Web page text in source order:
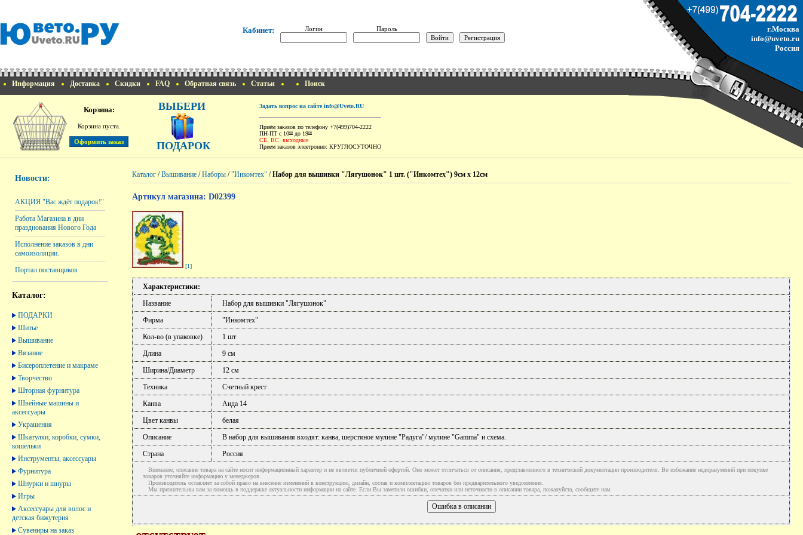
Кабинет: Логин Пароль
г.Москва
info@uveto.ru
Россия
Информация Доставка Скидки FAQ Обратная связь Статьи Поиск
Корзина:
Корзина пуста.
ВЫБЕРИ
ПОДАРОК
Задать вопрос на сайте info@Uveto.RU
Приём заказов по телефону +7(499)704-2222
ПН-ПТ с 1000 до 1900
СБ, ВС выходные
Прием заказов электронно: КРУГЛОСУТОЧНО
Новости:
АКЦИЯ "Вас ждёт подарок!"
Работа Магазина в дни
празднования Нового Года
Исполнение заказов в дни
самоизоляции.
Портал поставщиков
Каталог:
ПОДАРКИ
Шитье
Вышивание
Вязание
Бисероплетение и макраме
Творчество
Шторная фурнитура
Швейные машины и
аксессуары
Украшения
Шкатулки, коробки, сумки,
кошельки
Инструменты, аксессуары
Фурнитура
Шнурки и шнуры
Игры
Аксессуары для волос и
детская бижутерия
Сувениры на заказ
Каталог /Вышивание /Наборы /"Инкомтех" /Набор для вышивки "Лягушонок" 1 шт. ("Инкомтех") 9см х 12см
Артикул магазина: D02399
[1]
Характеристики:
Название
Набор для вышивки "Лягушонок"
Фирма
"Инкомтех"
Кол-во (в упаковке)
1 шт
Длина
9 см
Ширина/Диаметр
12 см
Техника
Счетный крест
Канва
Аида 14
Цвет канвы
белая
Описание
В набор для вышивания входят: канва, шерстяное мулине "Радуга"/ мулине "Gamma" и схема.
Страна
Россия
Внимание, описание товара на сайте носит информационный характер и не является публичной офертой. Оно может отличаться от описания, представленного в технической документации производителя. Во избежание недоразумений при покупке
товаров уточняйте информацию у менеджеров.
Производитель оставляет за собой право на внесение изменений в конструкцию, дизайн, состав и комплектацию товаров без предварительного уведомления.
Мы признательны вам за помощь в поддержке актуальности информации на сайте. Если Вы заметили ошибки, опечатки или неточности в описании товара, пожалуйста, сообщите нам.